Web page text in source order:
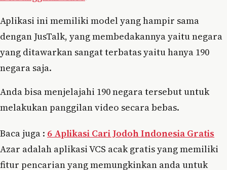
Aplikasi ini memiliki model yang hampir sama
dengan JusTalk, yang membedakannya yaitu negara
yang ditawarkan sangat terbatas yaitu hanya 190
negara saja.
Anda bisa menjelajahi 190 negara tersebut untuk
melakukan panggilan video secara bebas.
Baca juga : 6 Aplikasi Cari Jodoh Indonesia Gratis
Azar adalah aplikasi VCS acak gratis yang memiliki
fitur pencarian yang memungkinkan anda untuk